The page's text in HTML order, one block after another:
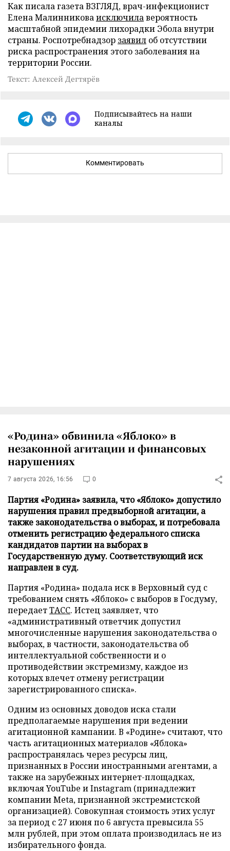
Как писала газета ВЗГЛЯД, врач-инфекционист
Елена Малинниковаисключилавероятность
масштабной эпидемии лихорадки Эбола внутри
страны. Роспотребнадзор заявил об отсутствии
риска распространения этого заболевания на
территории России.
Текст: Алексей Дегтярёв
Подписывайтесь на наши
каналы
Комментировать
«Родина» обвинила «Яблоко» в
незаконной агитации и финансовых
нарушениях
7 августа 2026, 16:56 0
Партия «Родина» заявила, что «Яблоко» допустило
нарушения правил предвыборной агитации, а
также законодательства о выборах, и потребовала
отменить регистрацию федерального списка
кандидатов партии на выборах в
Государственную думу. Соответствующий иск
направлен в суд.
Партия «Родина» подала иск в Верховный суд с
требованием снять «Яблоко» с выборов в Госдуму,
передаетТАСС. Истец заявляет, что
«административный ответчик допустил
многочисленные нарушения законодательства о
выборах, в частности, законодательства об
интеллектуальной собственности и о
противодействии экстремизму, каждое из
которых влечет отмену регистрации
зарегистрированного списка».
Одним из основных доводов иска стали
предполагаемые нарушения при ведении
агитационной кампании. В «Родине» считают, что
часть агитационных материалов «Яблока»
распространялась через ресурсы лиц,
признанных в России иностранными агентами, а
также на зарубежных интернет-площадках,
включая YouTube и Instagram (принадлежит
компании Meta, признанной экстремистской
организацией). Совокупная стоимость этих услуг
за период с 27 июня по 6 августа превысила 55
млн рублей, при этом оплата производилась не из
избирательного фонда.